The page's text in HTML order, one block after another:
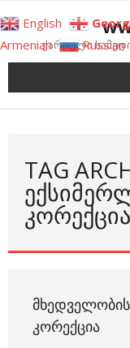
to
contentქართული
TAG
ᲙᲝᲠᲔᲥᲪᲘᲐ
ᲙᲝᲠᲔᲥᲪᲘᲐ
English
Armenian
Russian